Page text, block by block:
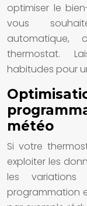
optimiser le
vous
automatique,
thermostat.
habitudes pour
météo
Si votre
exploiter les
les
programmation